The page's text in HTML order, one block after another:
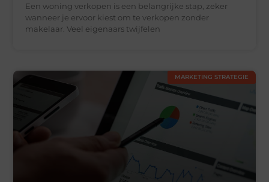
Een woning verkopen is een belangrijke stap, zeker
wanneer je ervoor kiest om te verkopen zonder
makelaar. Veel eigenaars twijfelen
MARKETING STRATEGIE